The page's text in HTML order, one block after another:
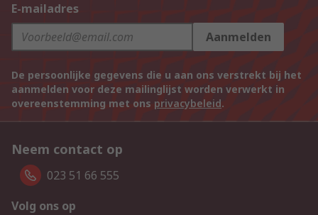
E-mailadres
Aanmelden
De persoonlijke gegevens die u aan ons verstrekt bij het
aanmelden voor deze mailinglijst worden verwerkt in
overeenstemming met ons privacybeleid.
Neem contact op
023 51 66 555
Volg ons op